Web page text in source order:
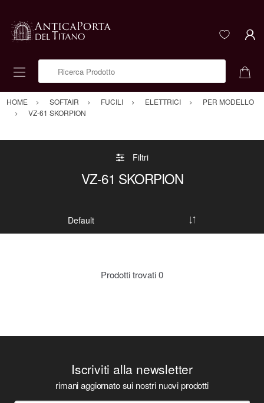
HOME SOFTAIR FUCILI ELETTRICI
PER MODELLO
VZ-61 SKORPION
Filtri
VZ-61 SKORPION
Prodotti trovati0
Iscriviti alla newsletter
rimani aggiornato sui nostri nuovi prodotti